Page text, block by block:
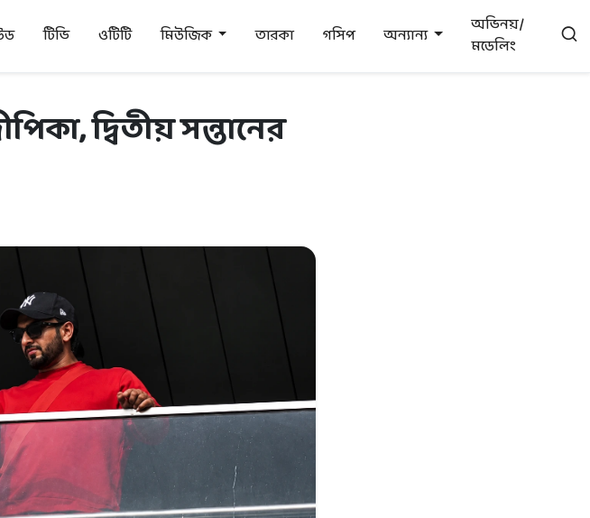
টিভি ওটিটি মিউজিক তারকা গসিপ অন্যান্য
অভিনয়/
মডেলিং
দ্বিতীয় সন্তানের